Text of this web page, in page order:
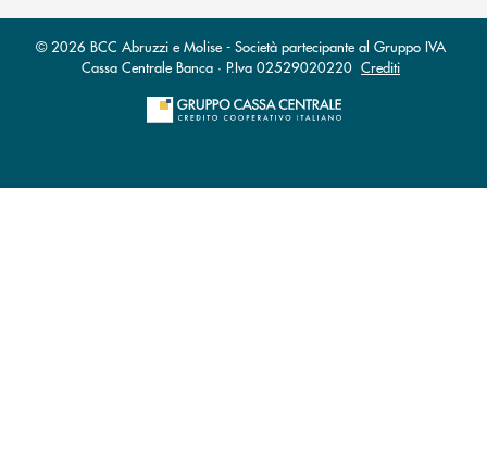
© 2026 BCC Abruzzi e Molise - Società partecipante al Gruppo IVA
Cassa Centrale Banca · P.Iva 02529020220 Crediti